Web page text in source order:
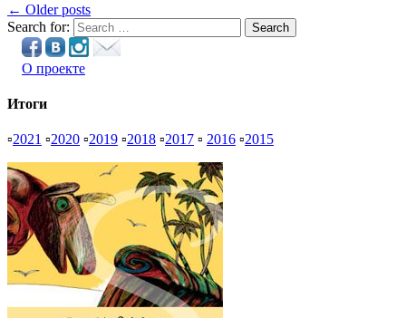
← Older posts
Search for:
Search
О проекте
Итоги
▫2021 ▫2020 ▫2019 ▫2018 ▫2017 ▫ 2016 ▫2015